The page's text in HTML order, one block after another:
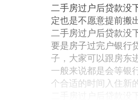
二手房过户后贷款没
定也是不愿意提前搬
二手房过户后贷款没
要是房子过完户银行
子，大家可以跟房东
一般来说都是会等银
个合适的时间入住新